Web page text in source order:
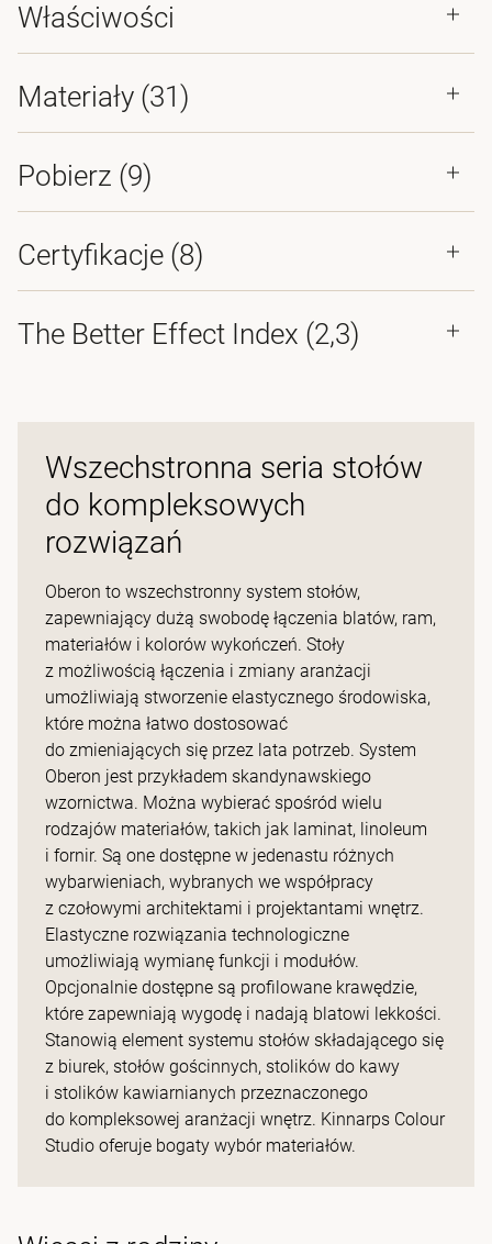
Właściwości
Materiały (31)
Pobierz (9)
Certyfikacje (8)
The Better Effect Index (2,3)
Wszechstronna seria stołów
do kompleksowych
rozwiązań
Oberon to wszechstronny system stołów,
zapewniający dużą swobodę łączenia blatów, ram,
materiałów i kolorów wykończeń. Stoły
z możliwością łączenia i zmiany aranżacji
umożliwiają stworzenie elastycznego środowiska,
które można łatwo dostosować
do zmieniających się przez lata potrzeb. System
Oberon jest przykładem skandynawskiego
wzornictwa. Można wybierać spośród wielu
rodzajów materiałów, takich jak laminat, linoleum
i fornir. Są one dostępne w jedenastu różnych
wybarwieniach, wybranych we współpracy
z czołowymi architektami i projektantami wnętrz.
Elastyczne rozwiązania technologiczne
umożliwiają wymianę funkcji i modułów.
Opcjonalnie dostępne są profilowane krawędzie,
które zapewniają wygodę i nadają blatowi lekkości.
Stanowią element systemu stołów składającego się
z biurek, stołów gościnnych, stolików do kawy
i stolików kawiarnianych przeznaczonego
do kompleksowej aranżacji wnętrz. Kinnarps Colour
Studio oferuje bogaty wybór materiałów.